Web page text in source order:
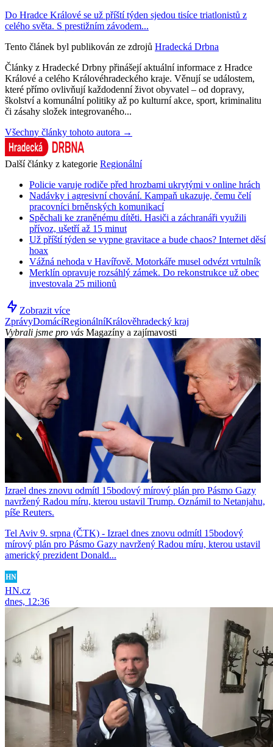
Do Hradce Králové se už příští týden sjedou tisíce triatlonistů z
celého světa. S prestižním závodem...
Tento článek byl publikován ze zdrojů Hradecká Drbna
Články z Hradecké Drbny přinášejí aktuální informace z Hradce
Králové a celého Královéhradeckého kraje. Věnují se událostem,
které přímo ovlivňují každodenní život obyvatel – od dopravy,
školství a komunální politiky až po kulturní akce, sport, kriminalitu
či zásahy složek integrovaného...
Všechny články tohoto autora →
Další články z kategorie Regionální
Policie varuje rodiče před hrozbami ukrytými v online hrách
Nadávky i agresivní chování. Kampaň ukazuje, čemu čelí
pracovníci brněnských komunikací
Spěchali ke zraněnému dítěti. Hasiči a záchranáři využili
přívoz, ušetří až 15 minut
Už příští týden se vypne gravitace a bude chaos? Internet děsí
hoax
Vážná nehoda v Havířově. Motorkáře musel odvézt vrtulník
Merklín opravuje rozsáhlý zámek. Do rekonstrukce už obec
investovala 25 milionů
Zobrazit více
ZprávyDomácíRegionálníKrálověhradecký kraj
Vybrali jsme pro vás Magazíny a zajímavosti
Izrael dnes znovu odmítl 15bodový mírový plán pro Pásmo Gazy
navržený Radou míru, kterou ustavil Trump. Oznámil to Netanjahu,
píše Reuters.
Tel Aviv 9. srpna (ČTK) - Izrael dnes znovu odmítl 15bodový
mírový plán pro Pásmo Gazy navržený Radou míru, kterou ustavil
americký prezident Donald...
HN.cz
dnes, 12:36